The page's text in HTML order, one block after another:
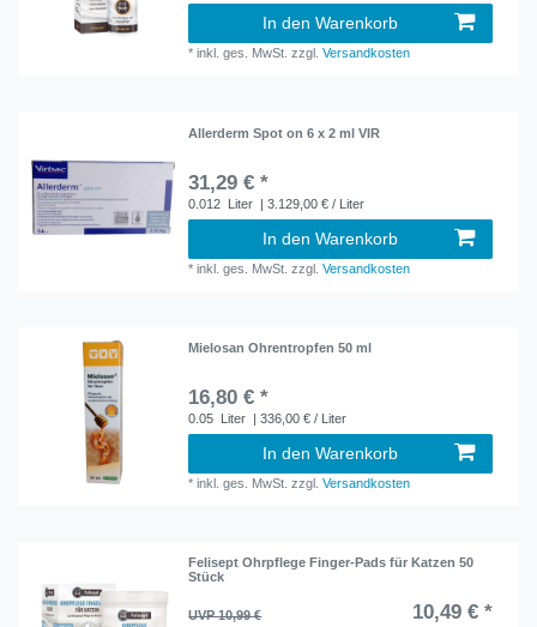
In den Warenkorb
*inkl. ges. MwSt. zzgl.Versandkosten
Allerderm Spot on 6 x 2 ml VIR
31,29 € *
0.012 Liter | 3.129,00 € / Liter
In den Warenkorb
*inkl. ges. MwSt. zzgl.Versandkosten
Mielosan Ohrentropfen 50 ml
16,80 € *
0.05 Liter | 336,00 € / Liter
In den Warenkorb
*inkl. ges. MwSt. zzgl.Versandkosten
Felisept Ohrpflege Finger-Pads für Katzen 50
Stück
UVP 10,99 € 10,49 € *